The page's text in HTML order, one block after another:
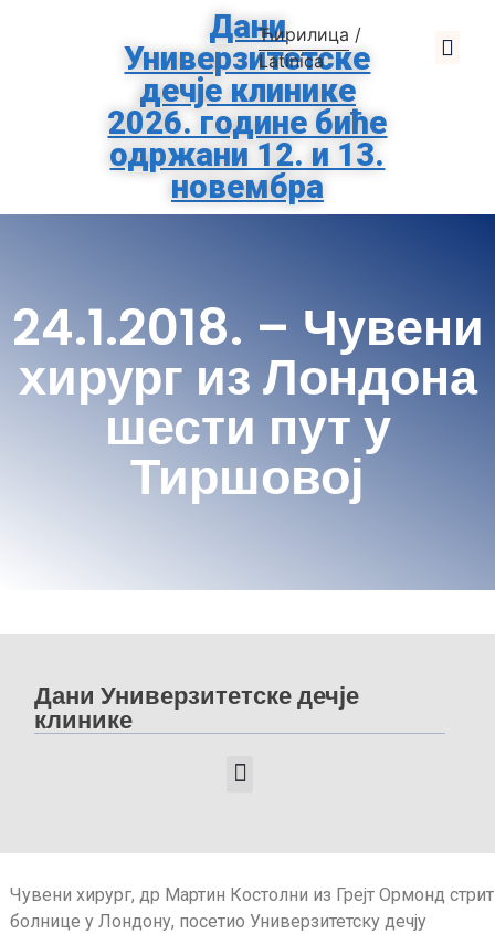
Ћирилица /
Latinica
Дани
Универзитетске
дечје клинике
2026. године биће
одржани 12. и 13.
новембра
24.1.2018. – Чувени
хирург из Лондона
шести пут у
Тиршовој
Дани Универзитетске дечје
клинике
Чувени хирург, др Мартин Костолни из Грејт Ормонд стрит
болнице у Лондону, посетио Универзитетску дечју